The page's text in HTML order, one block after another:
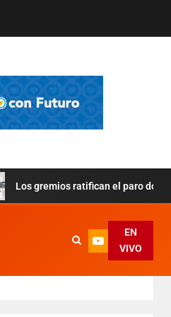
Los gremios ratifican el paro
EN
VIVO